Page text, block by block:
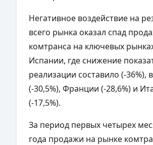
Негативное воздействие на
всего рынка оказал спад
комтранса на ключевых
Испании, где снижение
реализации составило (-36%),
(-30,5%), Франции (-28,6%) и
(-17,5%).
За период первых четырех
года продажи на рынке